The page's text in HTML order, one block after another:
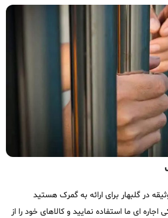
در گلبهار برای ارائه به گمرک هستید
اجاره ای ما استفاده نمایید و کالاهای خود را از